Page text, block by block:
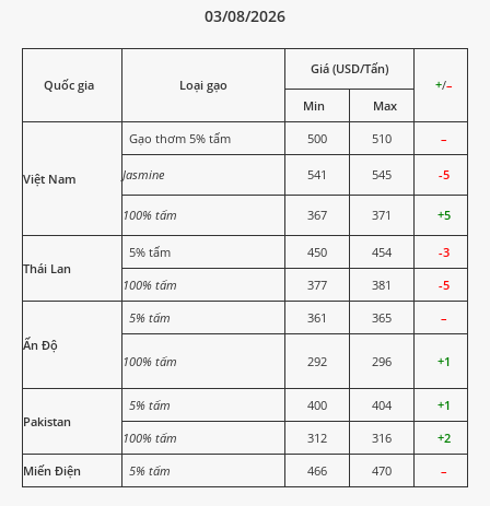
03/08/2026
Quốc gia Loại gạo
Giá (USD/Tấn)
+/–
Min
Max
Việt Nam
Gạo thơm 5% tấm 500 510 –
Jasmine 541 545 -5
100% tấm 367 371 +5
Thái Lan
5% tấm 450 454
-3
100% tấm
377 381 -5
Ấn Độ
5% tấm 361 365 –
100% tấm 292 296 +1
Pakistan
5% tấm 400 404
+1
100% tấm
312 316
+2
Miến Điện
5% tấm 466 470 –